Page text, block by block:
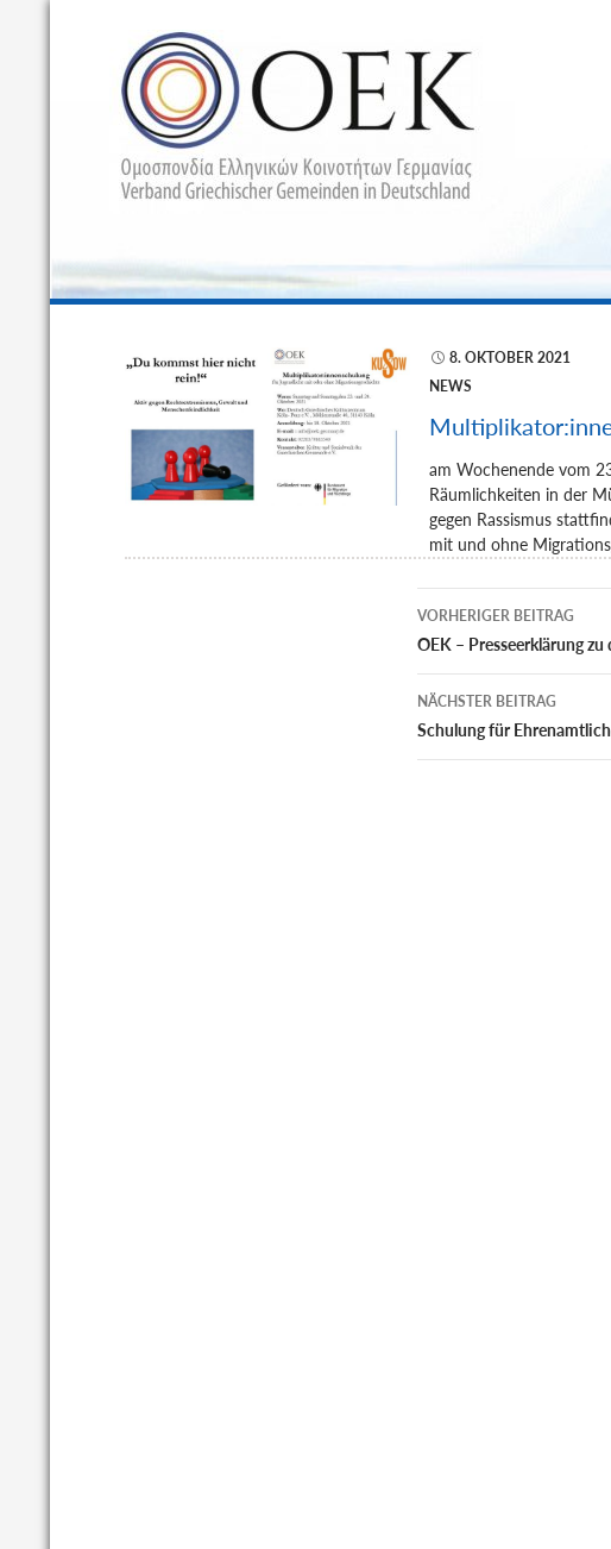
8. OKTOBER 2021
NEWS
am Wochenende vom
Räumlichkeiten in der
gegen Rassismus
mit und ohne
VORHERIGER BEITRAG
OEK – Presseerklärung
NÄCHSTER BEITRAG
Schulung für